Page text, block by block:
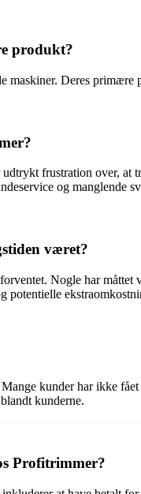
produkt?
Deres
frustration over,
og manglende
været?
Nogle har
kunder har ikke fået
kunderne.
Profitrimmer?